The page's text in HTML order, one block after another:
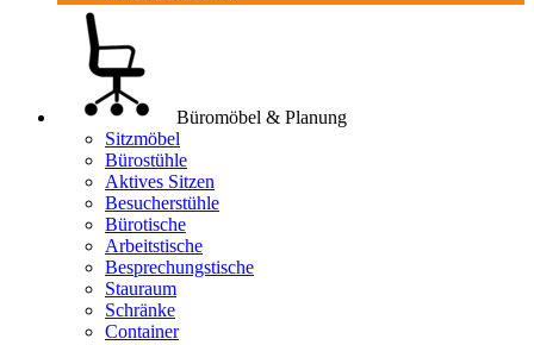
Büromöbel & Planung
Sitzmöbel
Bürostühle
Aktives Sitzen
Besucherstühle
Bürotische
Arbeitstische
Besprechungstische
Stauraum
Schränke
Container